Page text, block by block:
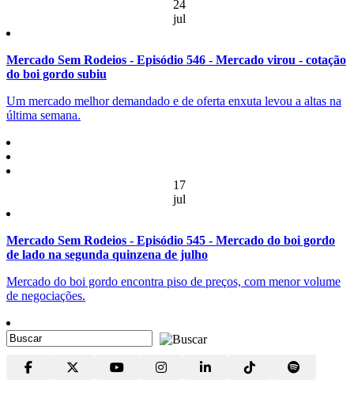
24
jul
Mercado Sem Rodeios - Episódio 546 - Mercado virou - cotação
do boi gordo subiu
Um mercado melhor demandado e de oferta enxuta levou a altas na
última semana.
17
jul
Mercado Sem Rodeios - Episódio 545 - Mercado do boi gordo
de lado na segunda quinzena de julho
Mercado do boi gordo encontra piso de preços, com menor volume
de negociações.